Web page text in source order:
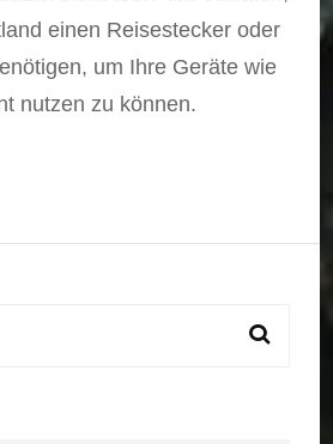
einen Reisestecker oder
um Ihre Geräte wie
nutzen zu können.